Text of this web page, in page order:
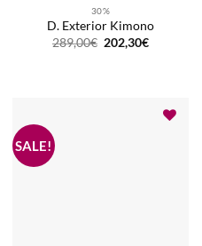
30%
D. Exterior Kimono
289,00€ Ursprünglicher
Preis
202,30€Aktueller